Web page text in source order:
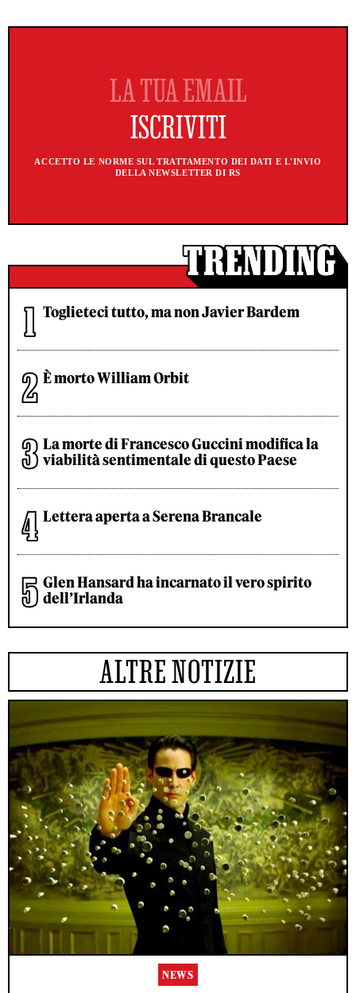
ACCETTO LE NORME SUL TRATTAMENTO DEI DATI E L'INVIO
DELLA NEWSLETTER DI RS
Toglieteci tutto, ma non Javier Bardem
È morto William Orbit
La morte di Francesco Guccini modifica la
viabilità sentimentale di questo Paese
Lettera aperta a Serena Brancale
Glen Hansard ha incarnato il vero spirito
dell’Irlanda
ALTRE NOTIZIE
NEWS